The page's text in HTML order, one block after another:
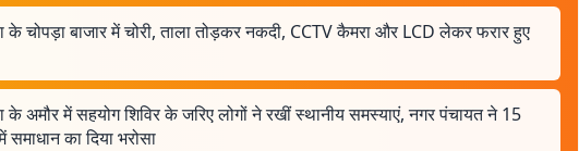
के चोपड़ा बाजार में चोरी, ताला तोड़कर नकदी, CCTV कैमरा और LCD लेकर फरार हुए
के अमौर में सहयोग शिविर के जरिए लोगों ने रखीं स्थानीय समस्याएं, नगर पंचायत ने 15
समाधान का दिया भरोसा